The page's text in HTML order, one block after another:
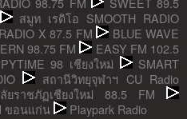
สมูท เรดิโอ SMOOTH RADIO
RADIO X 87.5 FM
BLUE WAVE
98.75 FM
EASY FM 102.5
98 เชียงใหม่
SMART
สถานีวิทยุจุฬาฯ CU Radio
ยราชภัฏเชียงใหม่ 88.5 FM
ขอนแก่น
Playpark Radio